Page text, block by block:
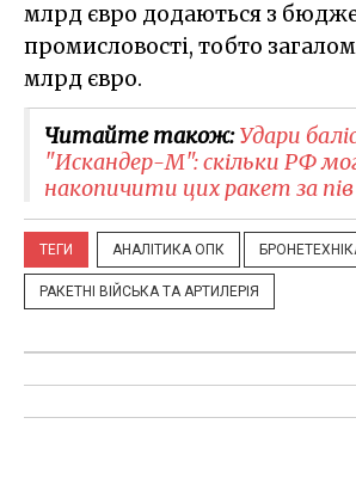
млрд євро додаються з
промисловості, тобто
млрд євро.
Читайте також:Удари
"Искандер-М": скільки РФ
накопичити цих ракет за
ТЕГИ АНАЛІТИКА ОПК
РАКЕТНІ ВІЙСЬКА ТА АРТИЛЕРІЯ